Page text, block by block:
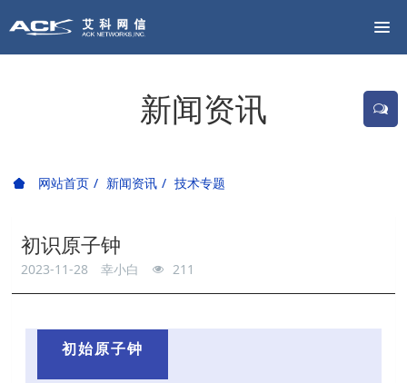
新闻资讯
网站首页 新闻资讯 技术专题
初识原子钟
2023-11-28 幸小白 211
初始原子钟